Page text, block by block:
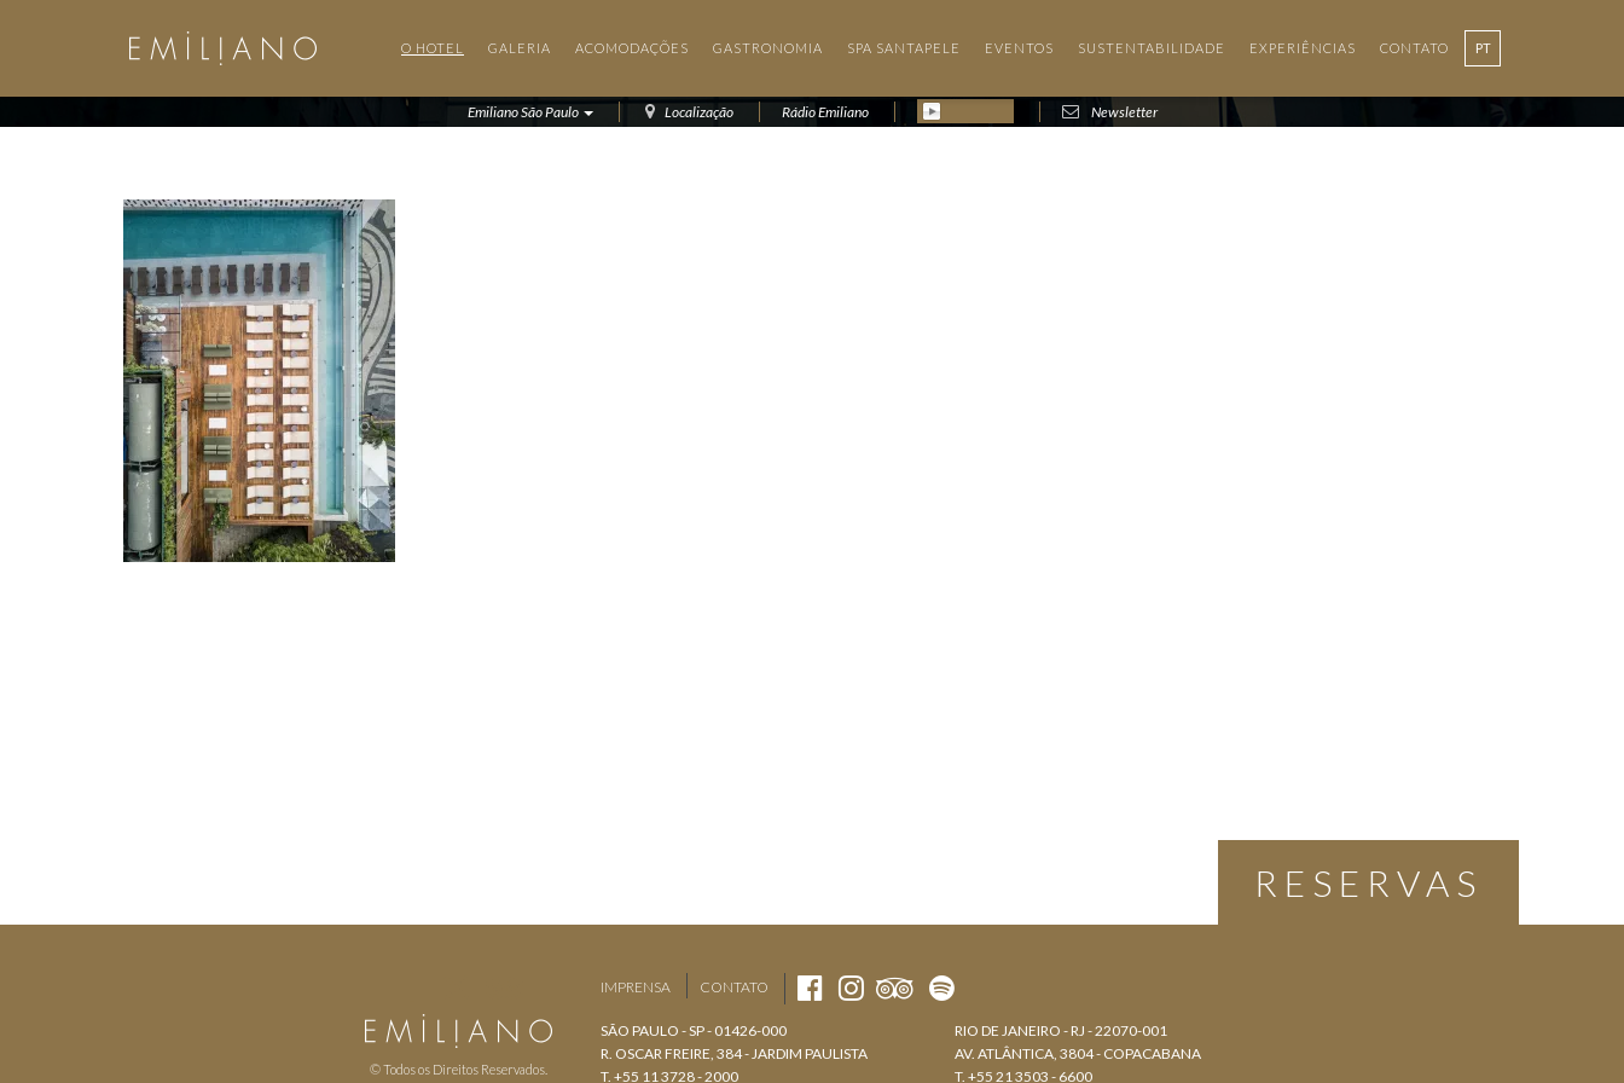
O HOTEL GALERIA ACOMODAÇÕES GASTRONOMIA SPA SANTAPELE EVENTOS SUSTENTABILIDADE EXPERIÊNCIAS CONTATO PT
Emiliano São Paulo Localização Rádio Emiliano Newsletter
RESERVAS
© Todos os Direitos Reservados.
IMPRENSA CONTATO
SÃO PAULO - SP - 01426-000
R. OSCAR FREIRE, 384 - JARDIM PAULISTA
T. +55 11 3728 - 2000
RIO DE JANEIRO - RJ - 22070-001
AV. ATLÂNTICA, 3804 - COPACABANA
T. +55 21 3503 - 6600